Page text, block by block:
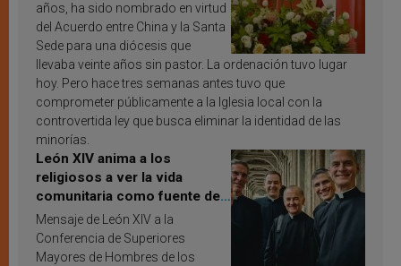
años, ha sido nombrado en virtud
del Acuerdo entre China y la Santa
Sede para una diócesis que
llevaba veinte años sin pastor. La ordenación tuvo lugar
hoy. Pero hace tres semanas antes tuvo que
comprometer públicamente a la Iglesia local con la
controvertida ley que busca eliminar la identidad de las
minorías.
León XIV anima a los
religiosos a ver la vida
comunitaria como fuente de
inspiración y santificación
Mensaje de León XIV a la
Conferencia de Superiores
Mayores de Hombres de los